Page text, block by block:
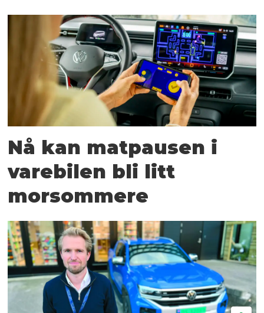
Nå kan matpausen i
varebilen bli litt
morsommere